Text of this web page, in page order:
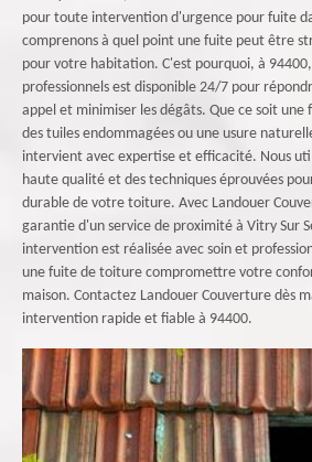
pour toute intervention d'urgence pour fuite
comprenons à quel point une fuite peut être
pour votre habitation. C'est pourquoi, à
professionnels est disponible 24/7 pour
appel et minimiser les dégâts. Que ce soit
des tuiles endommagées ou une usure
intervient avec expertise et efficacité. Nous
haute qualité et des techniques éprouvées
durable de votre toiture. Avec Landouer
garantie d'un service de proximité à Vitry Sur
intervention est réalisée avec soin et
une fuite de toiture compromettre votre
maison. Contactez Landouer Couverture dès
intervention rapide et fiable à 94400.